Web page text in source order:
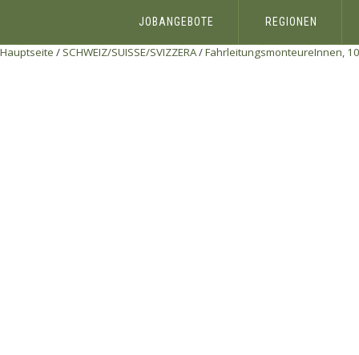
JOBANGEBOTE REGIONEN
Hauptseite / SCHWEIZ/SUISSE/SVIZZERA/FahrleitungsmonteureInnen,